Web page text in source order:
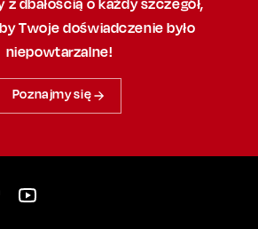
Twoje doświadczenie było
niepowtarzalne!
Poznajmy się